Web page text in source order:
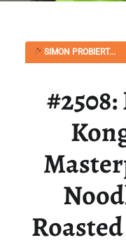
SIMON PROBIERT...